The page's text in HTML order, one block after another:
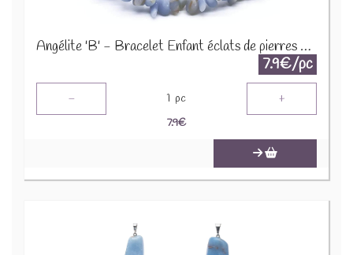
Angélite 'B' - Bracelet Enfant éclats de pierres BRC-ANG
7.9€/pc
- 1 pc +
7.9€